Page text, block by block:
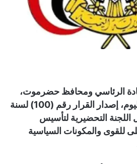
الرئاسي ومحافظ حضرموت،
سالم أحمد الخنبشي، اليوم، إصدار القرار رقم (100) لسنة
اللجنة التحضيرية لتأسيس
للقوى والمكونات السياسية